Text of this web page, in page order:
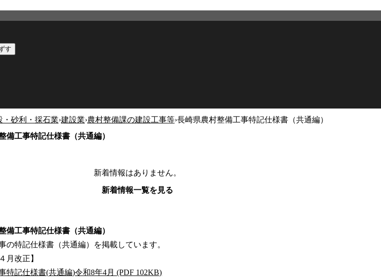
す
・砂利・採石業›建設業›農村整備課の建設工事等›長崎県農村整備工事特記仕様書（共通編）
備工事特記仕様書（共通編）
新着情報はありません。
新着情報一覧を見る
備工事特記仕様書（共通編）
の特記仕様書（共通編）を掲載しています。
月改正】
特記仕様書(共通編)令和8年4月 (PDF 102KB)